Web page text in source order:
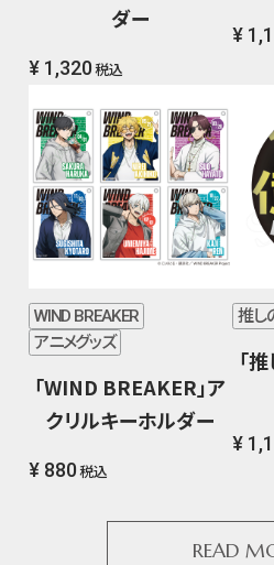
ダー
¥ 1,320 税込
¥
WIND BREAKER
アニメグッズ
「WIND BREAKER」ア
クリルキーホルダー
¥ 880 税込
推し
「
¥
READ